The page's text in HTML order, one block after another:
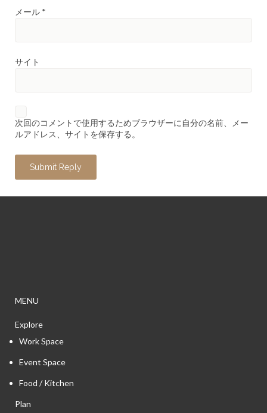
メール *
サイト
次回のコメントで使用するためブラウザーに自分の名前、メー
ルアドレス、サイトを保存する。
MENU
Explore
Work Space
Event Space
Food / Kitchen
Plan